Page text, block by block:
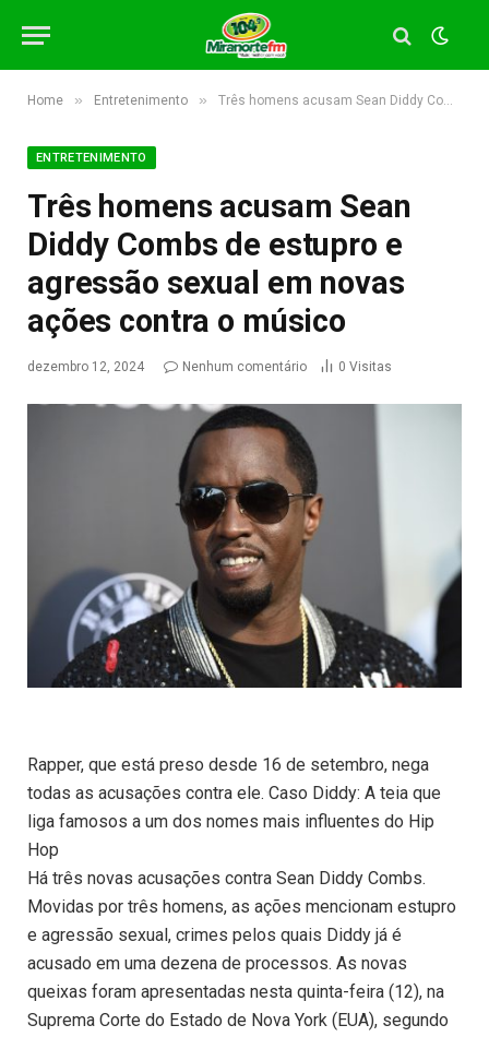
Home » Entretenimento » Três homens acusam Sean Diddy Combs de estupro e agressão sexual em novas ações contra o músico
ENTRETENIMENTO
Três homens acusam Sean
Diddy Combs de estupro e
agressão sexual em novas
ações contra o músico
dezembro 12, 2024 Nenhum comentário 0 Visitas
Rapper, que está preso desde 16 de setembro, nega
todas as acusações contra ele. Caso Diddy: A teia que
liga famosos a um dos nomes mais influentes do Hip
Hop
Há três novas acusações contra Sean Diddy Combs.
Movidas por três homens, as ações mencionam estupro
e agressão sexual, crimes pelos quais Diddy já é
acusado em uma dezena de processos. As novas
queixas foram apresentadas nesta quinta-feira (12), na
Suprema Corte do Estado de Nova York (EUA), segundo